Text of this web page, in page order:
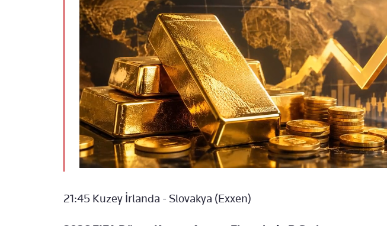
21:45 Kuzey İrlanda - Slovakya (Exxen)